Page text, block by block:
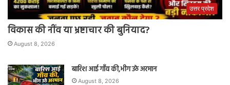
उत्तर प्रदेश
विकास की नींव या भ्रष्टाचार की बुनियाद?
August 8, 2026
बारिश आई गाँव की,भीग उठे अरमान
August 8, 2026